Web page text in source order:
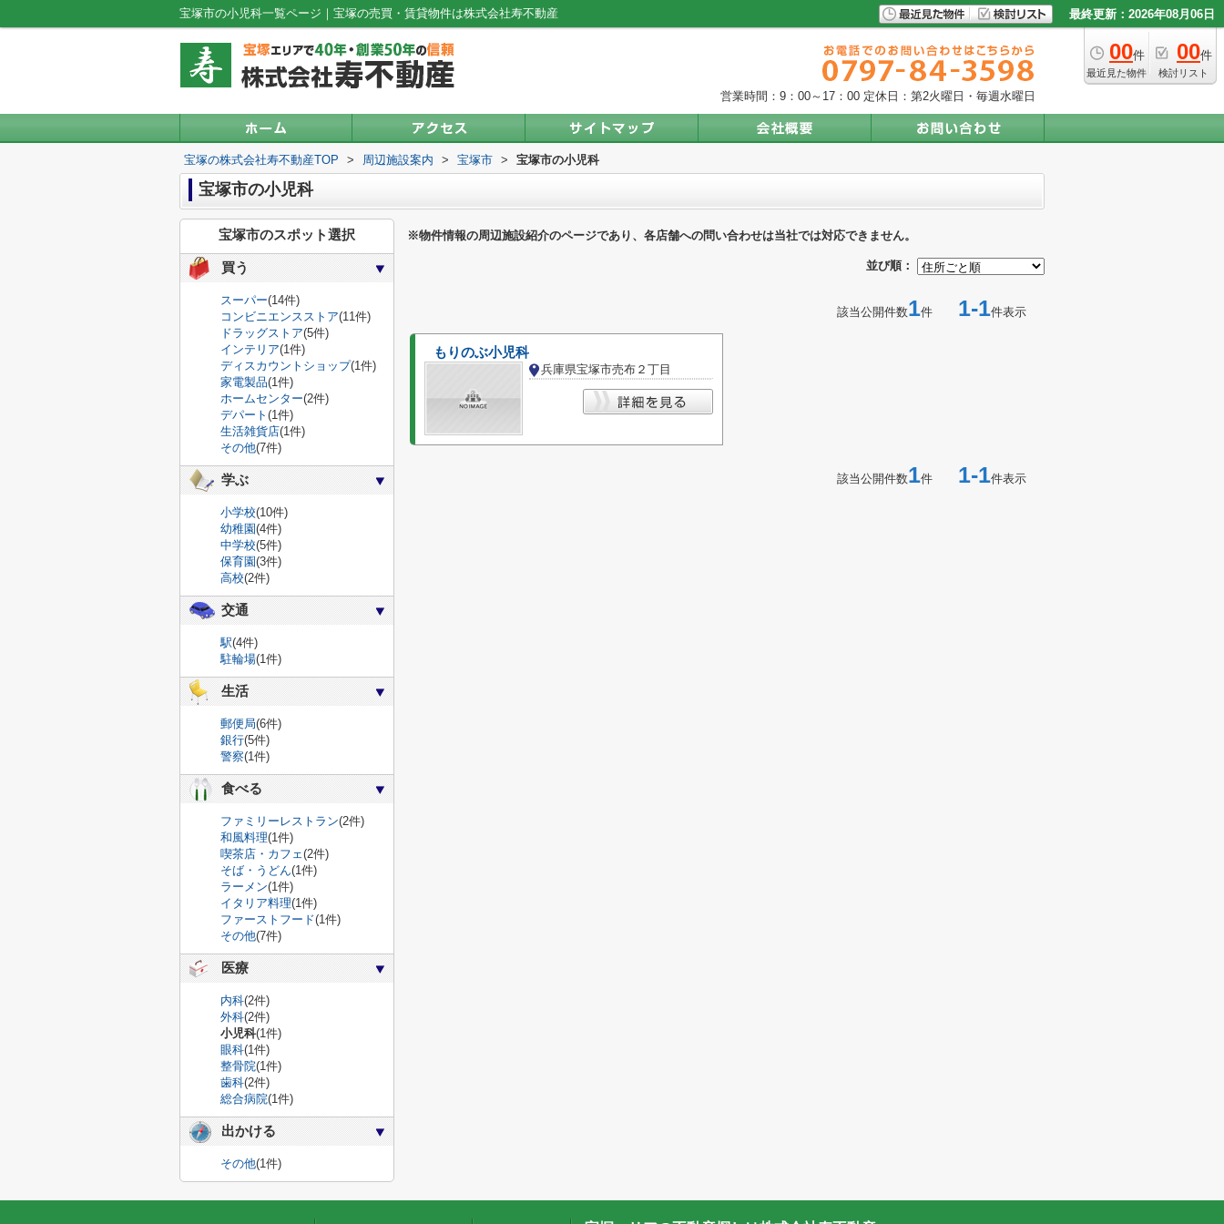
宝塚市の小児科一覧ページ｜宝塚の売買・賃貸物件は株式会社寿不動産 最終更新：2026年08月06日
00件
最近見た物件
00件
検討リスト
営業時間：9：00～17：00 定休日：第2火曜日・毎週水曜日
宝塚の株式会社寿不動産TOP > 周辺施設案内 > 宝塚市 > 宝塚市の小児科
宝塚市の小児科
※物件情報の周辺施設紹介のページであり、各店舗への問い合わせは当社では対応できません。
並び順：
該当公開件数1件 1-1件表示
もりのぶ小児科
兵庫県宝塚市売布２丁目
該当公開件数1件 1-1件表示
宝塚市のスポット選択
買う
スーパー(14件)
コンビニエンスストア(11件)
ドラッグストア(5件)
インテリア(1件)
ディスカウントショップ(1件)
家電製品(1件)
ホームセンター(2件)
デパート (1件)
生活雑貨店(1件)
その他(7件)
学ぶ
小学校(10件)
幼稚園(4件)
中学校(5件)
保育園(3件)
高校(2件)
交通
駅(4件)
駐輪場(1件)
生活
郵便局(6件)
銀行(5件)
警察(1件)
食べる
ファミリーレストラン(2件)
和風料理(1件)
喫茶店・カフェ(2件)
そば・うどん(1件)
ラーメン(1件)
イタリア料理(1件)
ファーストフード(1件)
その他(7件)
医療
内科(2件)
外科(2件)
小児科(1件)
眼科(1件)
整骨院(1件)
歯科(2件)
総合病院(1件)
出かける
その他(1件)